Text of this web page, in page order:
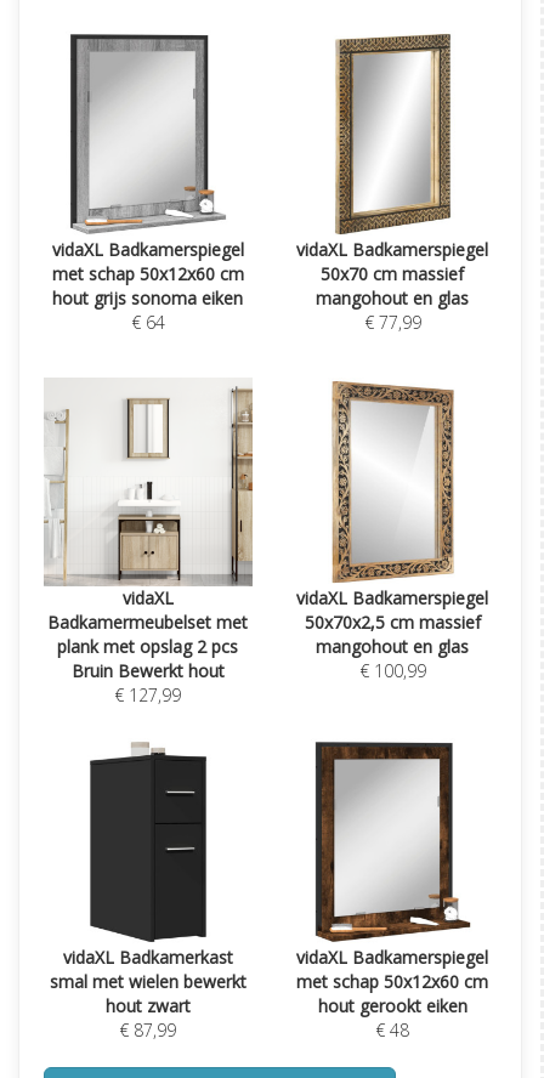
vidaXL Badkamerspiegel
met schap 50x12x60 cm
hout grijs sonoma eiken
€ 64
vidaXL Badkamerspiegel
50x70 cm massief
mangohout en glas
€ 77,99
vidaXL
Badkamermeubelset met
plank met opslag 2 pcs
Bruin Bewerkt hout
€ 127,99
vidaXL Badkamerspiegel
50x70x2,5 cm massief
mangohout en glas
€ 100,99
vidaXL Badkamerkast
smal met wielen bewerkt
hout zwart
€ 87,99
vidaXL Badkamerspiegel
met schap 50x12x60 cm
hout gerookt eiken
€ 48